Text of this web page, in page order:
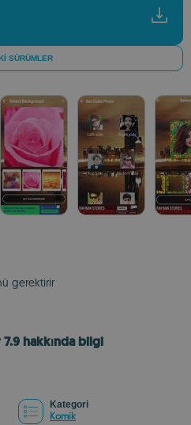
SÜRÜMLER
gerektirir
hakkında bilgi
Kategori
Komik